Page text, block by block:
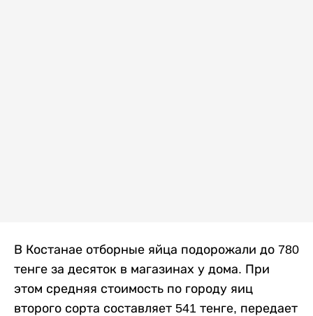
В Костанае отборные яйца подорожали до 780
тенге за десяток в магазинах у дома. При
этом средняя стоимость по городу яиц
второго сорта составляет 541 тенге, передает